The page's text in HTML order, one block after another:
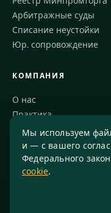
Арбитражные суды
Списание неустойки
Юр. сопровождение
КОМПАНИЯ
О нас
Практика
Блог
Команда
Благодарности
Мы используем
и — с вашего
Федерального
cookie.